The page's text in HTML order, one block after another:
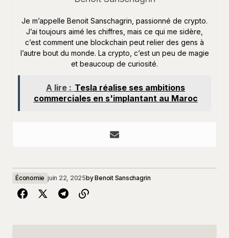
Je m’appelle Benoit Sanschagrin, passionné de crypto.
J’ai toujours aimé les chiffres, mais ce qui me sidère,
c’est comment une blockchain peut relier des gens à
l’autre bout du monde. La crypto, c’est un peu de magie
et beaucoup de curiosité.
A lire : Tesla réalise ses ambitions
commerciales en s'implantant au Maroc
Économie juin 22, 2025byBenoit Sanschagrin